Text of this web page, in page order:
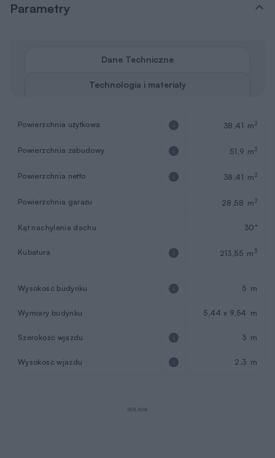
Parametry
Dane Techniczne
Technologia i materiały
Powierzchnia użytkowa 38,41 m2
Powierzchnia zabudowy 51,9 m2
Powierzchnia netto 38,41 m2
Powierzchnia garażu 28,58 m2
Kąt nachylenia dachu 30°
Kubatura 213,55 m3
Wysokość budynku 5 m
Wymiary budynku 5,44 x 9,54 m
Szerokość wjazdu 3 m
Wysokość wjazdu 2,3 m
REKLAMA